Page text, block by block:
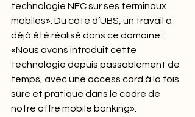
technologie NFC sur ses terminaux
mobiles». Du côté d’UBS, un travail a
déjà été réalisé dans ce domaine:
«Nous avons introduit cette
technologie depuis passablement de
temps, avec une access card à la fois
sûre et pratique dans le cadre de
notre offre mobile banking».